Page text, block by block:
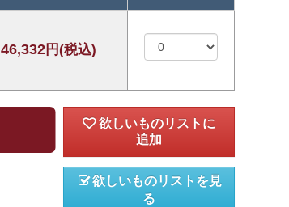
46,332円(税込)
欲しいものリストを見
る